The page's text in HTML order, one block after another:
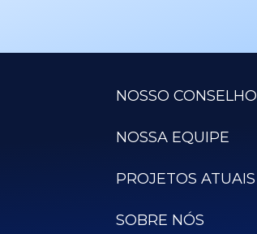
NOSSO CONSELHO
NOSSA EQUIPE
PROJETOS ATUAIS
SOBRE NÓS